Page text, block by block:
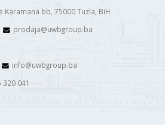
Karamana bb, 75000 Tuzla, BiH
prodaja@uwbgroup.ba
info@uwbgroup.ba
320 041